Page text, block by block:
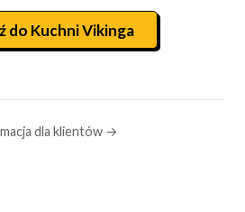
do Kuchni Vikinga
dla klientów →